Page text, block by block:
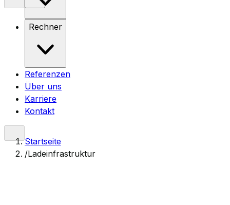
Rechner
Referenzen
Über uns
Karriere
Kontakt
Startseite
/Ladeinfrastruktur